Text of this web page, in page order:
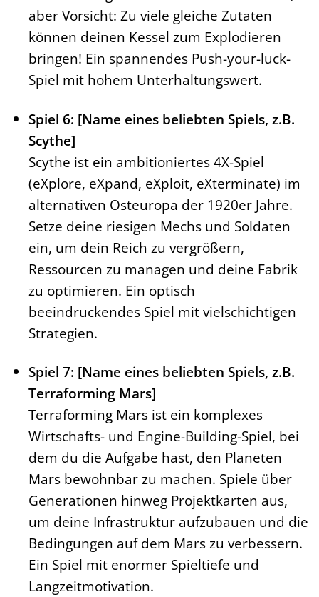
aber Vorsicht: Zu viele gleiche Zutaten
können deinen Kessel zum Explodieren
bringen! Ein spannendes Push-your-luck-
Spiel mit hohem Unterhaltungswert.
Spiel 6: [Name eines beliebten Spiels, z.B.
Scythe]
Scythe ist ein ambitioniertes 4X-Spiel
(eXplore, eXpand, eXploit, eXterminate) im
alternativen Osteuropa der 1920er Jahre.
Setze deine riesigen Mechs und Soldaten
ein, um dein Reich zu vergrößern,
Ressourcen zu managen und deine Fabrik
zu optimieren. Ein optisch
beeindruckendes Spiel mit vielschichtigen
Strategien.
Spiel 7: [Name eines beliebten Spiels, z.B.
Terraforming Mars]
Terraforming Mars ist ein komplexes
Wirtschafts- und Engine-Building-Spiel, bei
dem du die Aufgabe hast, den Planeten
Mars bewohnbar zu machen. Spiele über
Generationen hinweg Projektkarten aus,
um deine Infrastruktur aufzubauen und die
Bedingungen auf dem Mars zu verbessern.
Ein Spiel mit enormer Spieltiefe und
Langzeitmotivation.